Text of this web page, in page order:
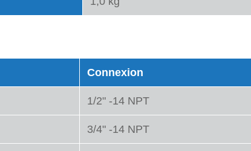
Connexion
1/2" -14 NPT
3/4" -14 NPT